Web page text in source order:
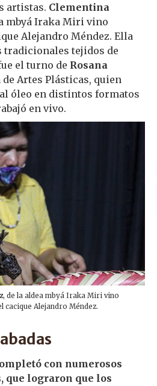
artistas. Clementina
mbyá Iraka Miri vino
Alejandro Méndez. Ella
tradicionales tejidos de
el turno de Rosana
Artes Plásticas, quien
óleo en distintos formatos
en vivo.
, de la aldea mbyá Iraka Miri vino
cacique Alejandro Méndez.
con numerosos
que lograron que los